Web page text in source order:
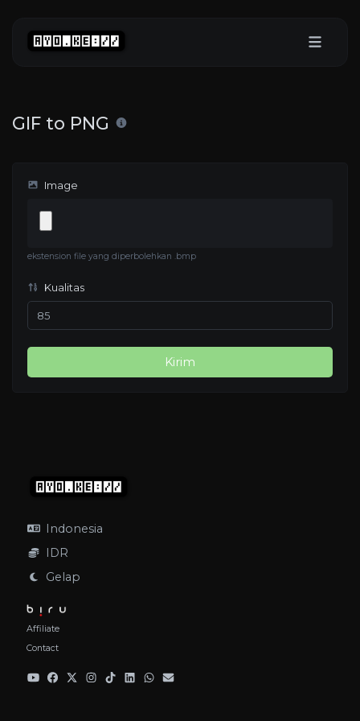
GIF to PNG
Image
ekstension file yang diperbolehkan .bmp
Kualitas
Kirim
Indonesia
IDR
Gelap
Affiliate
Contact